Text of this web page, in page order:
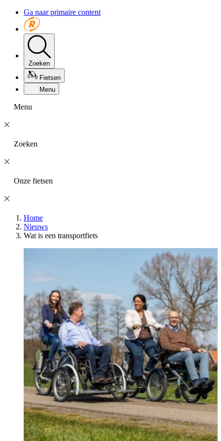
Ga naar primaire content
Zoeken
Fietsen
Menu
Menu
Zoeken
Onze fietsen
Home
Nieuws
Wat is een transportfiets